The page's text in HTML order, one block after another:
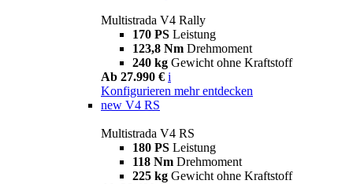
Multistrada V4 Rally
170 PS Leistung
123,8 Nm Drehmoment
240 kg Gewicht ohne Kraftstoff
Ab 27.990 € i
Konfigurieren mehr entdecken
new V4 RS
Multistrada V4 RS
180 PS Leistung
118 Nm Drehmoment
225 kg Gewicht ohne Kraftstoff